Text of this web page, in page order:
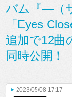
バム『―（
「Eyes
追加で12曲
同時公開！
2023/05/08 17:17